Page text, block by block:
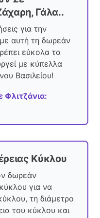
Γάλα..
για την
αυτή τη δωρεάν
εύκολα τα
με κύπελλα
Βασιλείου!
Κύκλου
δωρεάν
για να
τη διάμετρο
του κύκλου και